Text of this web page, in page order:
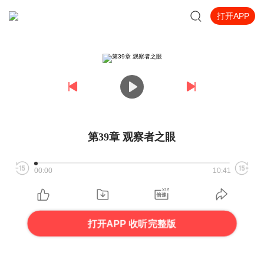
打开APP
第39章 观察者之眼
00:00 10:41
打开APP 收听完整版